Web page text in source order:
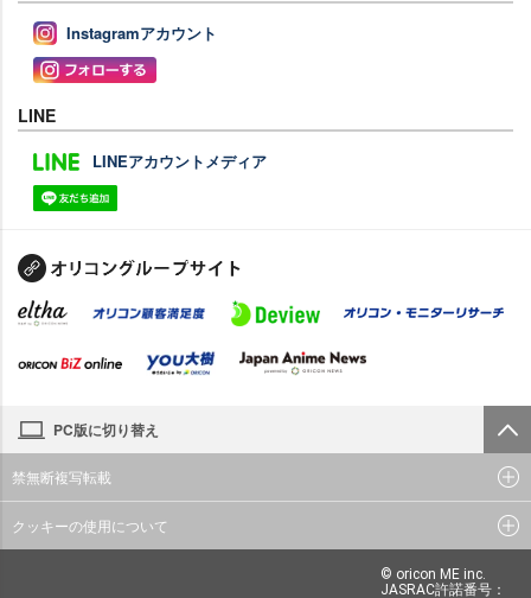
Instagramアカウント
LINE
LINEアカウントメディア
PC版に切り替え
禁無断複写転載
クッキーの使用について
© oricon ME inc.
JASRAC許諾番号：